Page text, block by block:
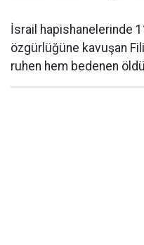
İsrail hapishanelerinde
özgürlüğüne kavuşan
ruhen hem bedenen